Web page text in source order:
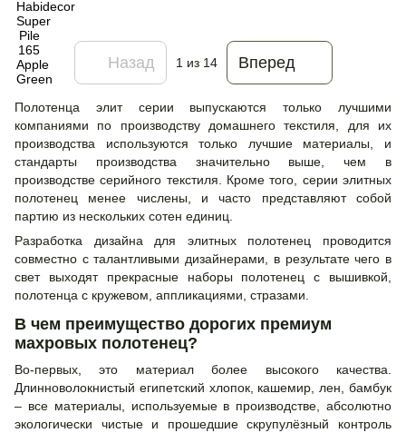
Назад 1из 14 Вперед
Полотенца элит серии выпускаются только лучшими
компаниями по производству домашнего текстиля, для их
производства используются только лучшие материалы, и
стандарты производства значительно выше, чем в
производстве серийного текстиля. Кроме того, серии элитных
полотенец менее числены, и часто представляют собой
партию из нескольких сотен единиц.
Разработка дизайна для элитных полотенец проводится
совместно с талантливыми дизайнерами, в результате чего в
свет выходят прекрасные наборы полотенец с вышивкой,
полотенца с кружевом, аппликациями, стразами.
В чем преимущество дорогих премиум
махровых полотенец?
Во-первых, это материал более высокого качества.
Длинноволокнистый египетский хлопок, кашемир, лен, бамбук
– все материалы, используемые в производстве, абсолютно
экологически чистые и прошедшие скрупулёзный контроль